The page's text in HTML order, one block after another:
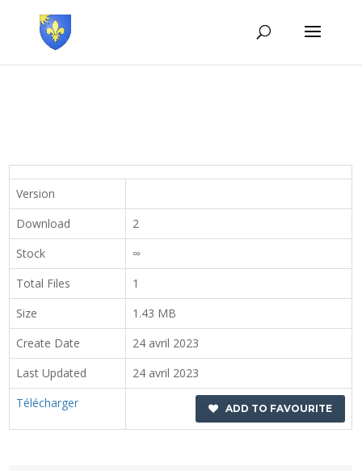
Version
Download
2
Stock
∞
Total Files
1
Size
1.43 MB
Create Date
24 avril 2023
Last Updated
24 avril 2023
Télécharger
ADD TO FAVOURITE